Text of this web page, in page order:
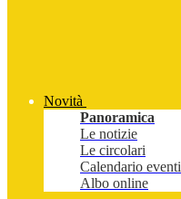
Novità
Panoramica
Le notizie
Le circolari
Calendario eventi
Albo online